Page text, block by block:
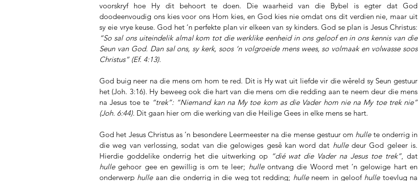
voorskryf hoe Hy dit behoort te doen. Die waarheid van die Bybel is egter dat God
doodeenvoudig ons kies voor ons Hom kies, en God kies nie omdat ons dit verdien nie, maar uit
“So sal ons uiteindelik almal kom tot die werklike eenheid in ons geloof en in ons kennis van die
Seun van God. Dan sal ons, sy kerk, soos ‘n volgroeide mens wees, so volmaak en volwasse soos
Christus” (Ef. 4:13).
God buig neer na die mens om hom te red. Dit is Hy wat uit liefde vir die wêreld sy Seun gestuur
het (Joh. 3:16). Hy beweeg ook die hart van die mens om die redding aan te neem deur die mens
na Jesus toe te “trek”: “Niemand kan na My toe kom as die Vader hom nie na My toe trek nie”
(Joh. 6:44). Dit gaan hier om die werking van die Heilige Gees in elke mens se hart.
God het Jesus Christus as ’n besondere Leermeester na die mense gestuur om hulle te onderrig in
die weg van verlossing, sodat van die gelowiges gesê kan word dat hulle deur God geleer is.
Hierdie goddelike onderrig het die uitwerking op “dié wat die Vader na Jesus toe trek”
hulle gehoor gee en gewillig is om te leer; hulle ontvang die Woord met ’n gelowige hart en
onderwerp hulle aan die onderrig in die weg tot redding; hulle neem in geloof hulle toevlug na